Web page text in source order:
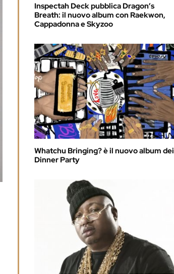
Inspectah Deck pubblica Dragon’s
Breath: il nuovo album con Raekwon,
Cappadonna e Skyzoo
Whatchu Bringing? è il nuovo album dei
Dinner Party